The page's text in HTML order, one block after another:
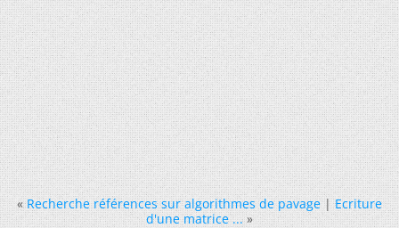
« Recherche références sur algorithmes de pavage|Ecriture
d'une matrice ... »